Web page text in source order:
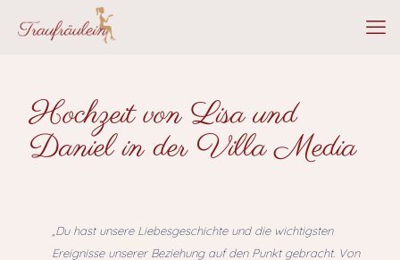
Hochzeit von Lisa und
Daniel in der Villa Media
„Du hast unsere Liebesgeschichte und die wichtigsten
Ereignisse unserer Beziehung auf den Punkt gebracht. Von